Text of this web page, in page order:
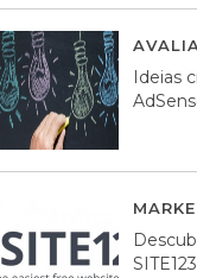
Ideias
SITE123